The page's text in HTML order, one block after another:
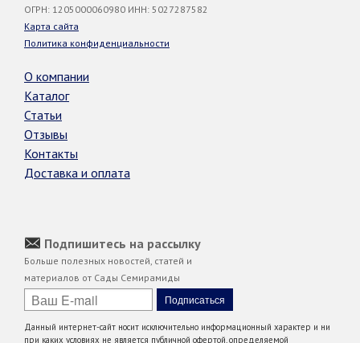
ОГРН: 1205000060980 ИНН: 5027287582
Карта сайта
Политика конфиденциальности
О компании
Каталог
Статьи
Отзывы
Контакты
Доставка и оплата
Подпишитесь на рассылку
Больше полезных новостей, статей и
материалов от Сады Семирамиды
Данный интернет-сайт носит исключительно информационный характер и ни
при каких условиях не является публичной офертой, определяемой